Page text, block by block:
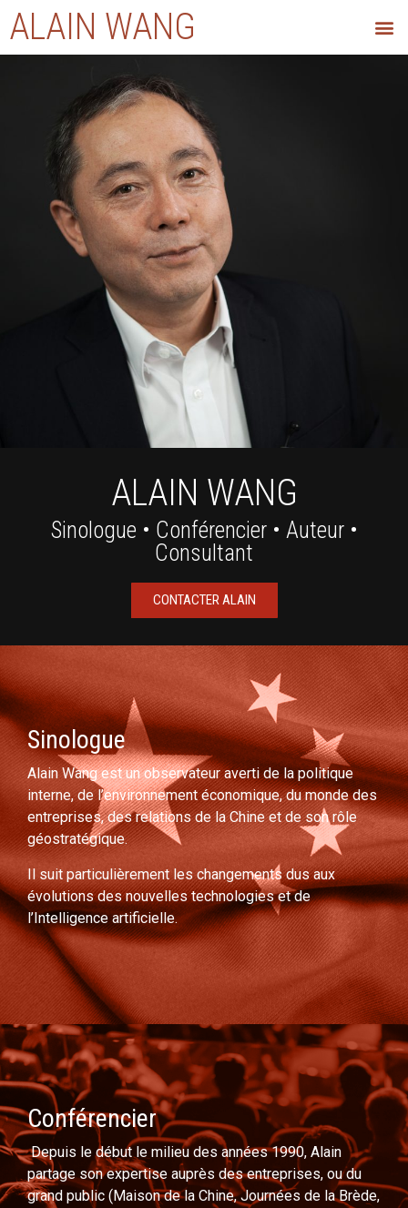
ALAIN WANG
ALAIN WANG
Sinologue • Conférencier • Auteur •
Consultant
CONTACTER ALAIN
Sinologue
Alain Wang est un observateur averti de la politique
interne, de l’environnement économique, du monde des
entreprises, des relations de la Chine et de son rôle
géostratégique.
Il suit particulièrement les changements dus aux
évolutions des nouvelles technologies et de
l’Intelligence artificielle.
Conférencier
Depuis le début le milieu des années 1990, Alain
partage son expertise auprès des entreprises, ou du
grand public (Maison de la Chine, Journées de la Brède,